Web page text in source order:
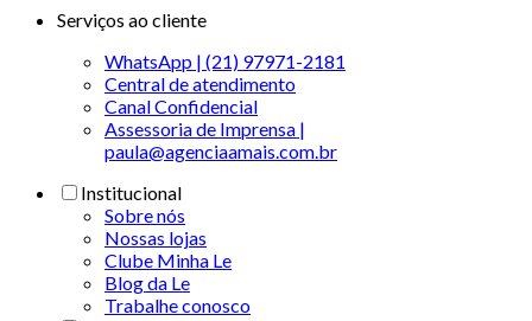
Serviços ao cliente
WhatsApp | (21) 97971-2181
Central de atendimento
Canal Confidencial
Assessoria de Imprensa |
paula@agenciaamais.com.br
Institucional
Sobre nós
Nossas lojas
Clube Minha Le
Blog da Le
Trabalhe conosco